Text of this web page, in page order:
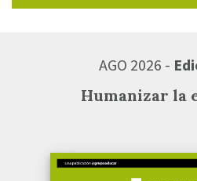
AGO 2026 -
Humanizar la